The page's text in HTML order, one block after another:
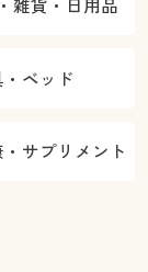
雑貨・日用品
ベッド
サプリメント